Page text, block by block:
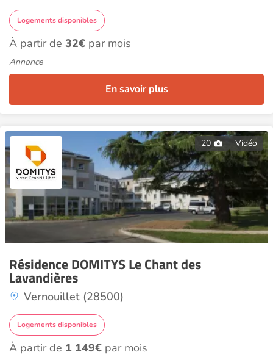
Logements disponibles
À partir de 32€ par mois
Annonce
En savoir plus
20 Vidéo
Résidence DOMITYS Le Chant des
Lavandières
Vernouillet (28500)
Logements disponibles
À partir de 1 149€ par mois